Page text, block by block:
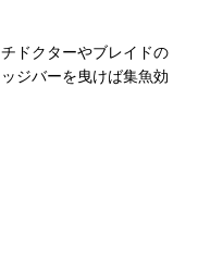
ドクターやブレイドの
ジバーを曳けば集魚効